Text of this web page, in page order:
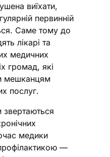
виїхати,
первинній
Саме тому до
лікарі та
медичних
громад, які
мешканцям
послуг.
звертаються
медики
—